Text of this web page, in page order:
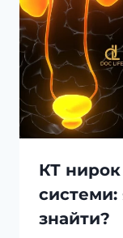
КТ нирок
системи:
знайти?